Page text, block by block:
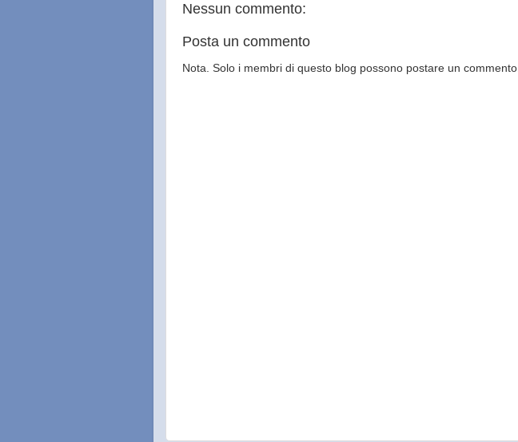
Nessun commento:
Posta un commento
Nota. Solo i membri di questo blog possono postare un commento.